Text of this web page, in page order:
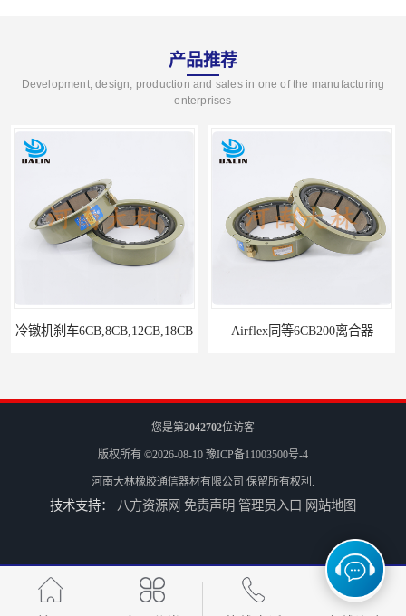
产品推荐
Development, design, production and sales in one of the manufacturing
enterprises
冷镦机刹车6CB,8CB,12CB,18CB Airflex同等6CB200离合器
气胎鼓式小型4CB200离合器刹车
您是第2042702位访客
版权所有 ©2026-08-10 豫ICP备11003500号-4
河南大林橡胶通信器材有限公司 保留所有权利.
技术支持： 八方资源网 免责声明 管理员入口 网站地图